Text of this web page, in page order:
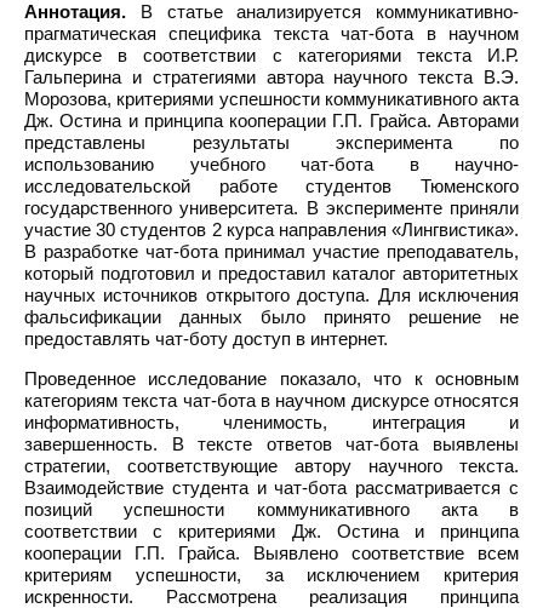
Аннотация. В статье анализируется коммуникативно-
прагматическая специфика текста чат-бота в научном
дискурсе в соответствии с категориями текста И.Р.
Гальперина и стратегиями автора научного текста В.Э.
Морозова, критериями успешности коммуникативного акта
Дж. Остина и принципа кооперации Г.П. Грайса. Авторами
представлены результаты эксперимента по
использованию учебного чат-бота в научно-
исследовательской работе студентов Тюменского
государственного университета. В эксперименте приняли
участие 30 студентов 2 курса направления «Лингвистика».
В разработке чат-бота принимал участие преподаватель,
который подготовил и предоставил каталог авторитетных
научных источников открытого доступа. Для исключения
фальсификации данных было принято решение не
предоставлять чат-боту доступ в интернет.
Проведенное исследование показало, что к основным
категориям текста чат-бота в научном дискурсе относятся
информативность, членимость, интеграция и
завершенность. В тексте ответов чат-бота выявлены
стратегии, соответствующие автору научного текста.
Взаимодействие студента и чат-бота рассматривается с
позиций успешности коммуникативного акта в
соответствии с критериями Дж. Остина и принципа
кооперации Г.П. Грайса. Выявлено соответствие всем
критериям успешности, за исключением критерия
искренности. Рассмотрена реализация принципа